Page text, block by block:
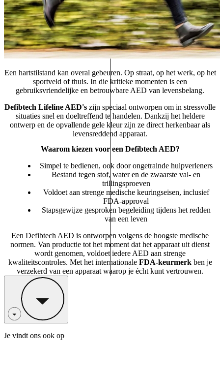
Een hartstilstand kan overal gebeuren. Op straat, op het werk, op het
sportveld of thuis. In die kritieke momenten is een
gebruiksvriendelijke en betrouwbare AED van levensbelang.
Defibtech Lifeline AED's zijn speciaal ontworpen om in stressvolle
situaties snel en doeltreffend te handelen. Dankzij het heldere
ontwerp en de opvallende gele kleur zijn ze direct herkenbaar als
levensreddend apparaat.
Waarom kiezen voor een Defibtech AED?
Simpel te bedienen, ook door ongetrainde hulpverleners
Bestand tegen stof, water en de zwaarste val- en
trillingsproeven
Voldoet aan strenge medische keuringseisen, inclusief
FDA-approval
Stapsgewijze gesproken begeleiding tijdens het redden
van een leven
Een Defibtech AED is ontworpen volgens de hoogste medische
normen. Van productie tot het moment dat het apparaat uit dienst
wordt genomen, voldoet iedere AED aan strenge
kwaliteitscontroles. Met het internationale FDA-keurmerkben je
verzekerd van een apparaat waarop je écht kunt vertrouwen.
Je vindt ons ook op